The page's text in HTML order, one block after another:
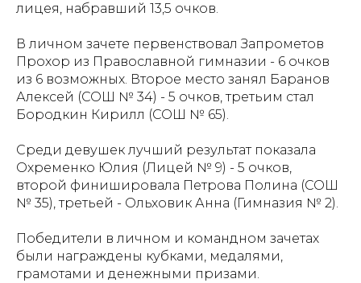
лицея, набравший 13,5 очков.
В личном зачете первенствовал Запрометов
Прохор из Православной гимназии - 6 очков
из 6 возможных. Второе место занял Баранов
Алексей (СОШ № 34) - 5 очков, третьим стал
Бородкин Кирилл (СОШ № 65).
Среди девушек лучший результат показала
Охременко Юлия (Лицей № 9) - 5 очков,
второй финишировала Петрова Полина (СОШ
№ 35), третьей - Ольховик Анна (Гимназия № 2).
Победители в личном и командном зачетах
были награждены кубками, медалями,
грамотами и денежными призами.